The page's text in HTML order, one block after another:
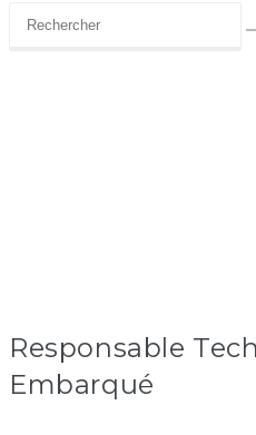
search
Responsable
Embarqué